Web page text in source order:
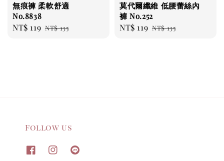
無痕褲 柔軟舒適
No.8838
Sale
NT$ 119 Regular
NT$ 135
莫代爾纖維 低腰蕾絲內
褲 No.252
Sale
NT$ 119 Regular
NT$ 135
Follow us